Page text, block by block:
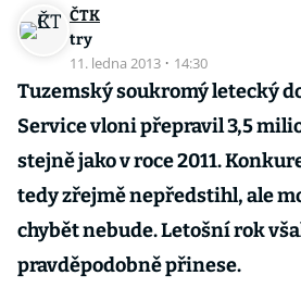
ČTK
try
11. ledna 2013 · 14:30
Tuzemský soukromý letecký
Service vloni přepravil 3,5
stejně jako v roce 2011.
tedy zřejmě nepředstihl, ale
chybět nebude. Letošní rok
pravděpodobně přinese.